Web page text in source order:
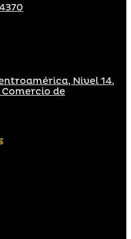
Nivel 14,
de